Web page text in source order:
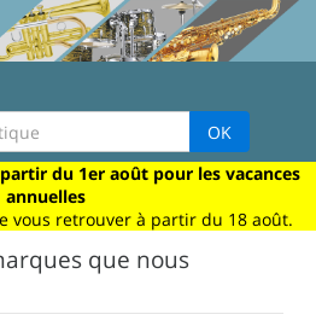
OK
du 1er août pour les vacances
annuelles
vous retrouver à partir du 18 août.
que nous